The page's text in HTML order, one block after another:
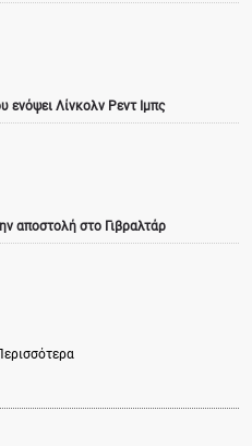
ενόψει Λίνκολν Ρεντ Ιμπς
αποστολή στο Γιβραλτάρ